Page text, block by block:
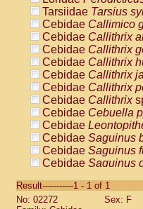
Tarsiidae Tarsius
Cebidae Callimico
Cebidae Callithrix
Cebidae Callithrix
Cebidae Callithrix
Cebidae Callithrix
Cebidae Callithrix
Cebidae Callithrix
Cebidae Cebuella
Cebidae
Cebidae Saguinus
Cebidae Saguinus
Cebidae Saguinus
CebidaeSaguinus
Cebidae Saguinus
Result-----------1 - 1 of 1
No: 02272
Sex: F